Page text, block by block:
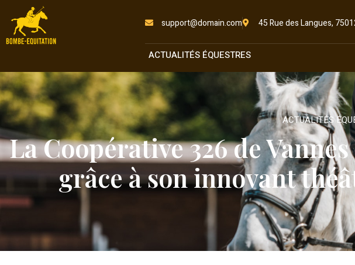
support@domain.com 45 Rue des Langues,
ACTUALITÉS ÉQUESTRES
ACTUALITÉS
La Coopérative 326 de
grâce à son innovant